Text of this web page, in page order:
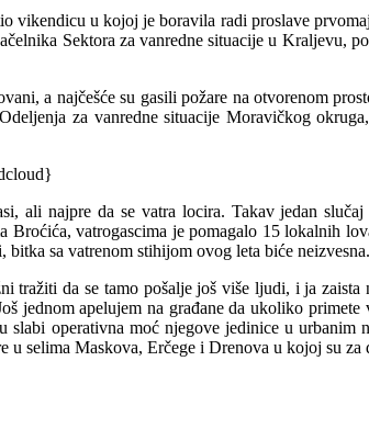
vikendicu u kojoj je boravila radi proslave
Sektora za vanredne situacije u Kraljevu,
a najčešće su gasili požare na otvorenom
za vanredne situacije Moravičkog
ali najpre da se vatra locira. Takav jedan
vatrogascima je pomagalo 15 lokalnih
sa vatrenom stihijom ovog leta biće neizvesna.
tražiti da se tamo pošalje još više ljudi, i ja
apelujem na građane da ukoliko
operativna moć njegove jedinice u urbanim
selima Maskova, Erčege i Drenova u kojoj su